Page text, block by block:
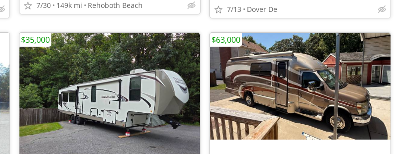
7/30 149k mi Rehoboth Beach 7/13 Dover De
$35,000 $63,000